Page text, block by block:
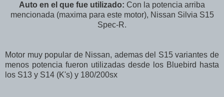
Auto en el que fue utilizado: Con la potencia arriba
mencionada (maxima para este motor), Nissan Silvia S15
Spec-R.
Motor muy popular de Nissan, ademas del S15 variantes de
menos potencia fueron utilizadas desde los Bluebird hasta
los S13 y S14 (K's) y 180/200sx